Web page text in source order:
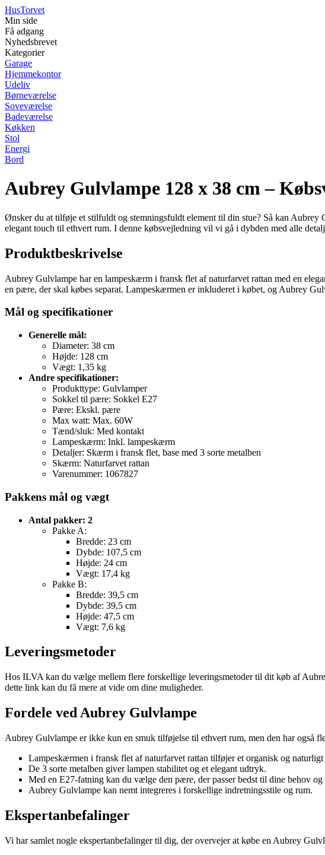
HusTorvet
Min side
Få adgang
Nyhedsbrevet
Kategorier
Garage
Hjemmekontor
Udeliv
Børneværelse
Soveværelse
Badeværelse
Køkken
Stol
Energi
Bord
Aubrey Gulvlampe 128 x 38 cm –
Ønsker du at tilføje et stilfuldt og stemningsfuldt element til din stue? Så kan
elegant touch til ethvert rum. I denne købsvejledning vil vi gå i dybden med alle
Produktbeskrivelse
Aubrey Gulvlampe har en lampeskærm i fransk flet af naturfarvet rattan med en
en pære, der skal købes separat. Lampeskærmen er inkluderet i købet, og Aubrey
Mål og specifikationer
Generelle mål:
Diameter: 38 cm
Højde: 128 cm
Vægt: 1,35 kg
Andre specifikationer:
Produkttype: Gulvlamper
Sokkel til pære: Sokkel E27
Pære: Ekskl. pære
Max watt: Max. 60W
Tænd/sluk: Med kontakt
Lampeskærm: Inkl. lampeskærm
Detaljer: Skærm i fransk flet, base med 3 sorte metalben
Skærm: Naturfarvet rattan
Varenummer: 1067827
Pakkens mål og vægt
Antal pakker: 2
Pakke A:
Bredde: 23 cm
Dybde: 107,5 cm
Højde: 24 cm
Vægt: 17,4 kg
Pakke B:
Bredde: 39,5 cm
Dybde: 39,5 cm
Højde: 47,5 cm
Vægt: 7,6 kg
Leveringsmetoder
Hos ILVA kan du vælge mellem flere forskellige leveringsmetoder til dit køb af
dette link kan du få mere at vide om dine muligheder.
Fordele ved Aubrey Gulvlampe
Aubrey Gulvlampe er ikke kun en smuk tilføjelse til ethvert rum, men den har også
Lampeskærmen i fransk flet af naturfarvet rattan tilføjer et organisk og
De 3 sorte metalben giver lampen stabilitet og et elegant udtryk.
Med en E27-fatning kan du vælge den pære, der passer bedst til dine behov og
Aubrey Gulvlampe kan nemt integreres i forskellige indretningsstile og rum.
Ekspertanbefalinger
Vi har samlet nogle ekspertanbefalinger til dig, der overvejer at købe en Aubrey